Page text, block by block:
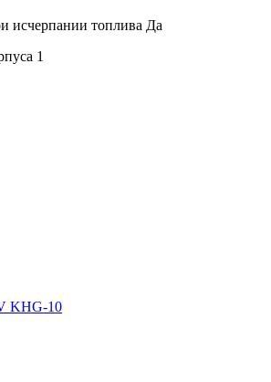
исчерпании топлива Да
1
KHG-10